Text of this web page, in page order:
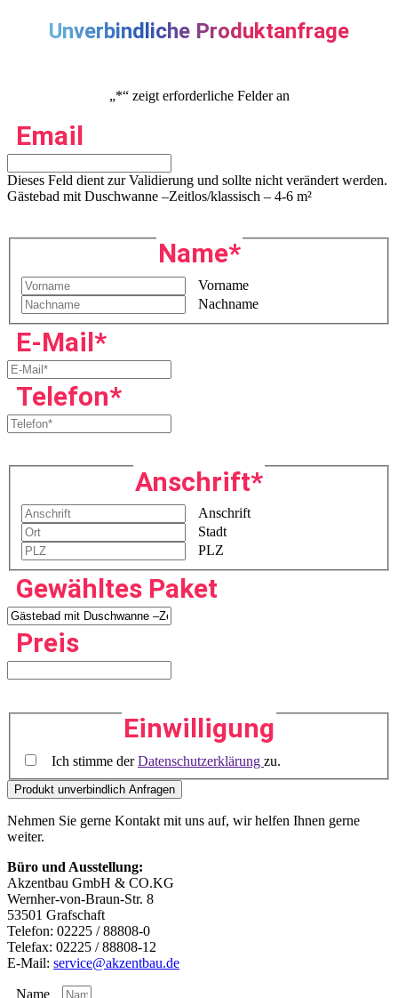
Unverbindliche Produktanfrage
„*“ zeigt erforderliche Felder an
Email
Dieses Feld dient zur Validierung und sollte nicht verändert werden.
Gästebad mit Duschwanne –Zeitlos/klassisch – 4-6 m²
Name*
Vorname
Nachname
E-Mail*
Telefon*
Anschrift*
Anschrift
Stadt
PLZ
Gewähltes Paket
Preis
Einwilligung
Ich stimme derDatenschutzerklärung zu.
Nehmen Sie gerne Kontakt mit uns auf, wir helfen Ihnen gerne
weiter.
Büro und Ausstellung:
Akzentbau GmbH & CO.KG
Wernher-von-Braun-Str. 8
53501 Grafschaft
Telefon: 02225 / 88808-0
Telefax: 02225 / 88808-12
E-Mail: service@akzentbau.de
Name